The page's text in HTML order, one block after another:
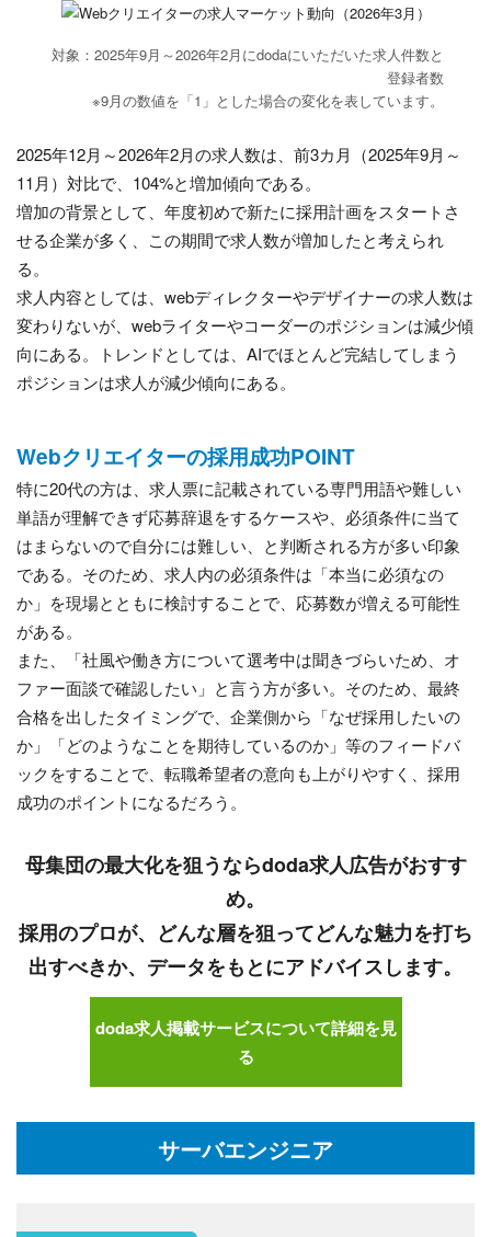
対象：2025年9月～2026年2月にdodaにいただいた求人件数と
登録者数
※9月の数値を「1」とした場合の変化を表しています。
2025年12月～2026年2月の求人数は、前3カ月（2025年9月～
11月）対比で、104%と増加傾向である。
増加の背景として、年度初めで新たに採用計画をスタートさ
せる企業が多く、この期間で求人数が増加したと考えられ
る。
求人内容としては、webディレクターやデザイナーの求人数は
変わりないが、webライターやコーダーのポジションは減少傾
向にある。トレンドとしては、AIでほとんど完結してしまう
ポジションは求人が減少傾向にある。
Webクリエイターの採用成功POINT
特に20代の方は、求人票に記載されている専門用語や難しい
単語が理解できず応募辞退をするケースや、必須条件に当て
はまらないので自分には難しい、と判断される方が多い印象
である。そのため、求人内の必須条件は「本当に必須なの
か」を現場とともに検討することで、応募数が増える可能性
がある。
また、「社風や働き方について選考中は聞きづらいため、オ
ファー面談で確認したい」と言う方が多い。そのため、最終
合格を出したタイミングで、企業側から「なぜ採用したいの
か」「どのようなことを期待しているのか」等のフィードバ
ックをすることで、転職希望者の意向も上がりやすく、採用
成功のポイントになるだろう。
母集団の最大化を狙うならdoda求人広告がおすす
め。
採用のプロが、どんな層を狙ってどんな魅力を打ち
出すべきか、データをもとにアドバイスします。
doda求人掲載サービスについて詳細を見
る
サーバエンジニア